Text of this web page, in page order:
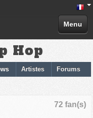
Menu
Hop
Artistes Forums
72 fan(s)